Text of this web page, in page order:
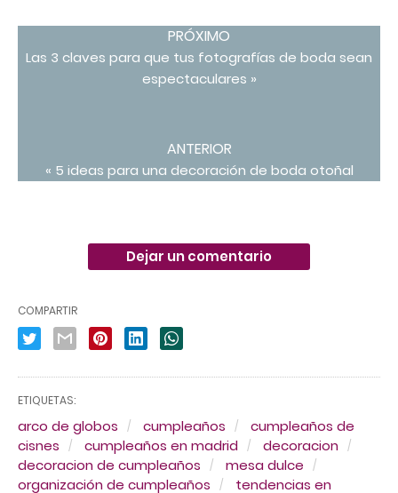
PRÓXIMO
Las 3 claves para que tus fotografías de boda sean
espectaculares »
ANTERIOR
« 5 ideas para una decoración de boda otoñal
Dejar un comentario
COMPARTIR
ETIQUETAS:
arco de globos cumpleaños
cumpleaños de
cisnes
cumpleaños en madrid
decoracion
decoracion de cumpleaños
mesa dulce
organización de cumpleaños
tendencias en